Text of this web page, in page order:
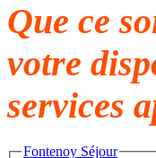
Que ce
votre
services
Fontenoy Séjour